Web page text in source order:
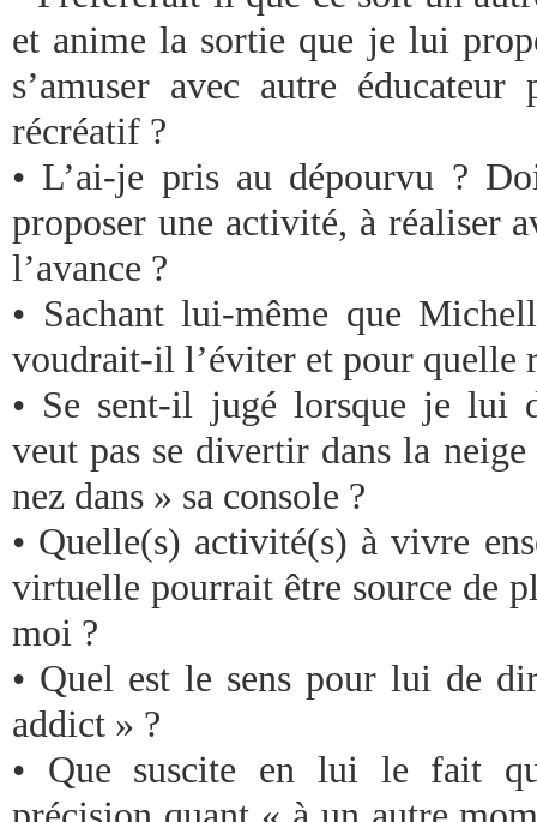
et anime la sortie que je lui
s’amuser avec autre
récréatif ?
• L’ai-je pris au dépourvu ?
proposer une activité, à réaliser
l’avance ?
• Sachant lui-même que
voudrait-il l’éviter et pour quelle
• Se sent-il jugé lorsque je lui
veut pas se divertir dans la
nez dans » sa console ?
• Quelle(s) activité(s) à vivre
virtuelle pourrait être source de
moi ?
• Quel est le sens pour lui de
addict » ?
• Que suscite en lui le fait